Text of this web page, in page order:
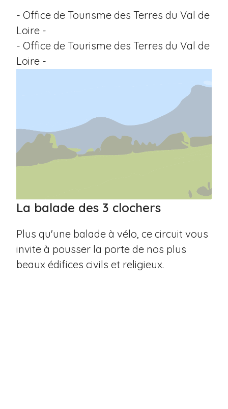
- Office de Tourisme des Terres du Val de
Loire -
- Office de Tourisme des Terres du Val de
Loire -
La balade des 3 clochers
Plus qu'une balade à vélo, ce circuit vous
invite à pousser la porte de nos plus
beaux édifices civils et religieux.